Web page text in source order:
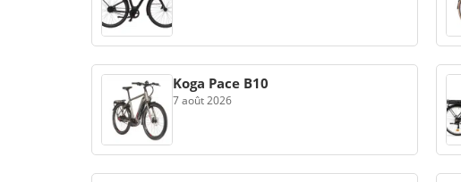
Koga Pace B10
7 août 2026